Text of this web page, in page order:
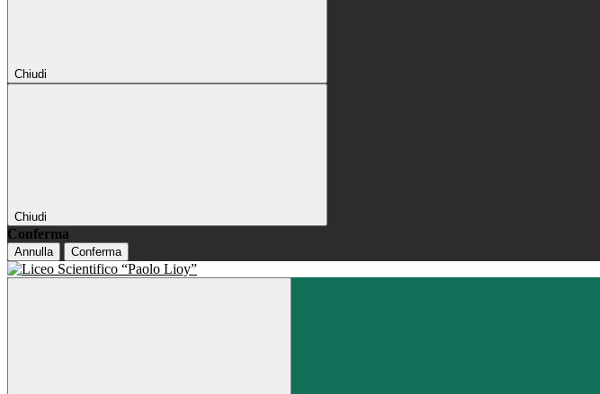
Chiudi
Chiudi
Conferma
Annulla Conferma